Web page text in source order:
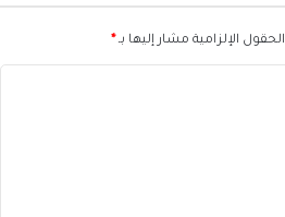
الحقول الإلزامية مشار إليها بـ*